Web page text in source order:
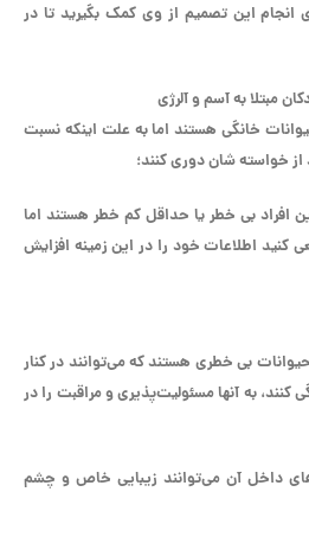
این تصمیم از وی کمک بگیرید تا در
مبتلا به آسم و آلرژی
خانگی هستند اما به علت اینکه نسبت
از خواسته شان دوری کنند؛
افراد بی خطر یا حداقل کم خطر هستند اما
کنید اطلاعات خود را در این زمینه افزایش
بی خطری هستند که می‌توانند در کنار
کنند، به آنها مسئولیت‌پذیری و مراقبت را در
داخل آن می‌توانند زیبایی خاص و چشم‌